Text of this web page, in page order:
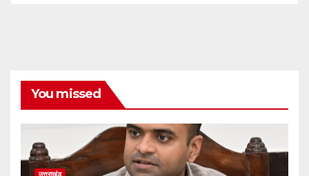
You missed
उत्तराखंड